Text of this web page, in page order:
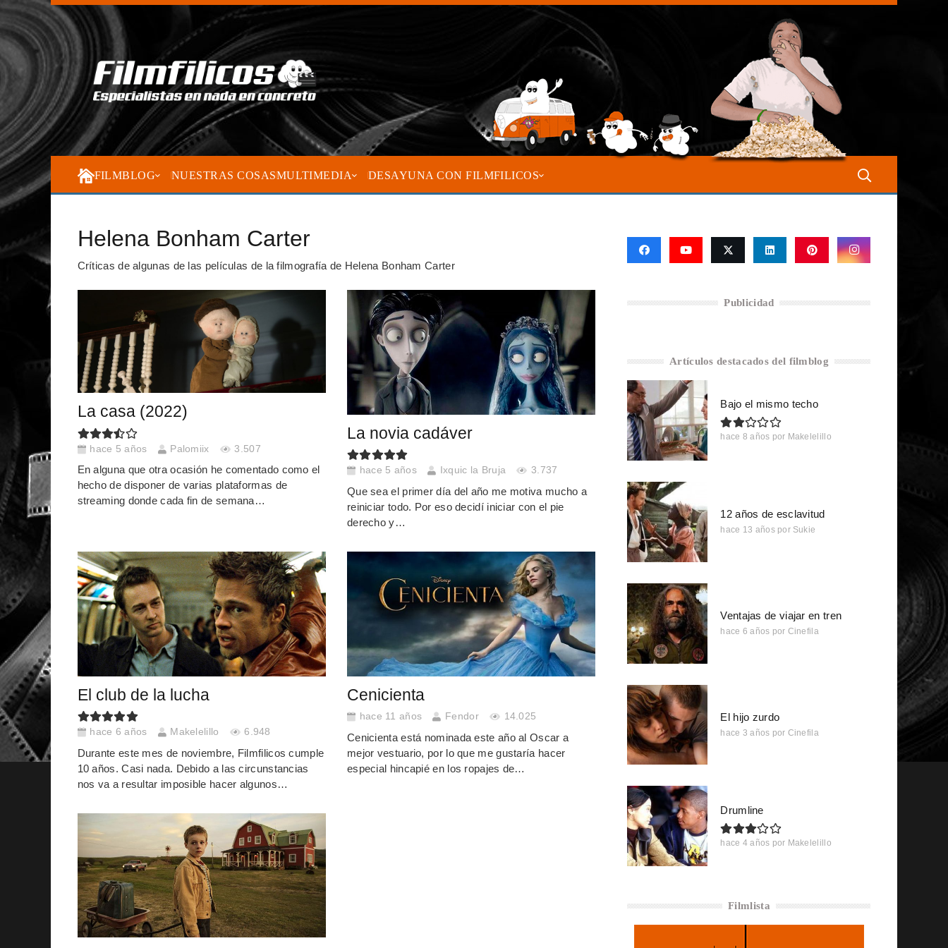
FILMBLOG NUESTRAS COSASMULTIMEDIA DESAYUNA CON FILMFILICOS
Helena Bonham Carter
Críticas de algunas de las películas de la filmografía de Helena Bonham Carter
La casa (2022)
hace 5 años Palomiix 3.507
En alguna que otra ocasión he comentado como el
hecho de disponer de varias plataformas de
streaming donde cada fin de semana…
La novia cadáver
hace 5 años Ixquic la Bruja 3.737
Que sea el primer día del año me motiva mucho a
reiniciar todo. Por eso decidí iniciar con el pie
derecho y…
El club de la lucha
hace 6 años Makelelillo 6.948
Durante este mes de noviembre, Filmfilicos cumple
10 años. Casi nada. Debido a las circunstancias
nos va a resultar imposible hacer algunos…
Cenicienta
hace 11 años Fendor 14.025
Cenicienta está nominada este año al Oscar a
mejor vestuario, por lo que me gustaría hacer
especial hincapié en los ropajes de…
Publicidad
Artículos destacados del filmblog
Bajo el mismo techo
hace 8 años por Makelelillo
12 años de esclavitud
hace 13 años por Sukie
Ventajas de viajar en tren
hace 6 años por Cinefila
El hijo zurdo
hace 3 años por Cinefila
Drumline
hace 4 años por Makelelillo
Filmlista